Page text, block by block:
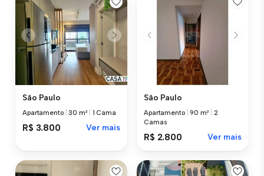
São Paulo
Apartamento |30 m² 1 Cama
R$ 3.800 Ver mais
São Paulo
Apartamento |90 m²
2
Camas
R$ 2.800 Ver mais